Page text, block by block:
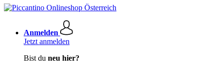
Anmelden
Jetzt anmelden
Bist du neu hier?